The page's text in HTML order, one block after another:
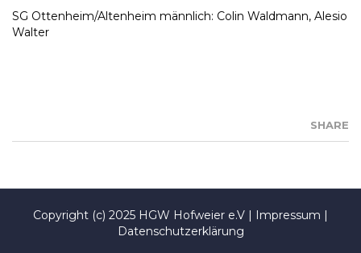
SG Ottenheim/Altenheim männlich: Colin Waldmann, Alesio
Walter
SHARE
Copyright (c) 2025 HGW Hofweier e.V | Impressum |
Datenschutzerklärung